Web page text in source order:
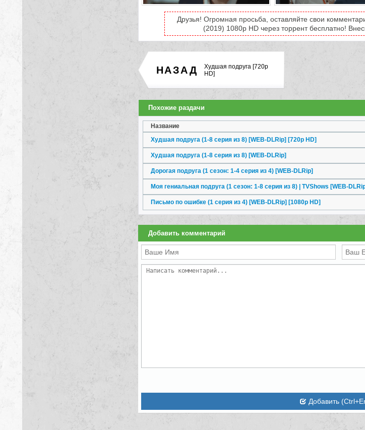
Друзья! Огромная просьба, оставляйте свои
(2019) 1080p HD через торрент бесплатно!
НАЗАД
Худшая подруга [720p
HD]
Похожие раздачи
Название
Худшая подруга (1-8 серия из 8) [WEB-DLRip] [720p HD]
Худшая подруга (1-8 серия из 8) [WEB-DLRip]
Дорогая подруга (1 сезон: 1-4 серия из 4) [WEB-DLRip]
Моя гениальная подруга (1 сезон: 1-8 серия из 8) | TVShows [WEB-
Письмо по ошибке (1 серия из 4) [WEB-DLRip] [1080p HD]
Добавить комментарий
Добавить